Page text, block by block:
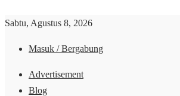
Sabtu, Agustus 8, 2026
Masuk / Bergabung
Advertisement
Blog